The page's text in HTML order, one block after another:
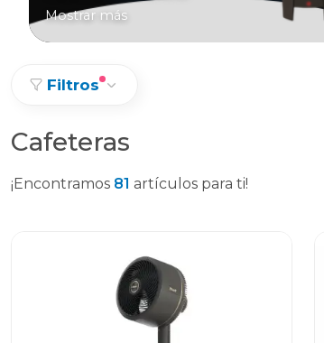
Mostrar más
Filtros
Cafeteras
¡Encontramos 81 artículos para ti!